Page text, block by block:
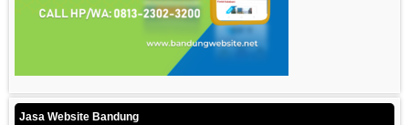
Jasa Website Bandung